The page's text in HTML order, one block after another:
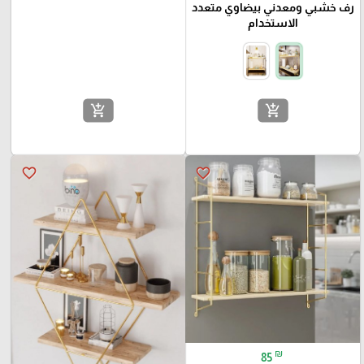
رف خشبي ومعدني بيضاوي متعدد
الاستخدام
add_shopping_cart
add_shopping_cart
favorite_border
85 ₪
favorite_border